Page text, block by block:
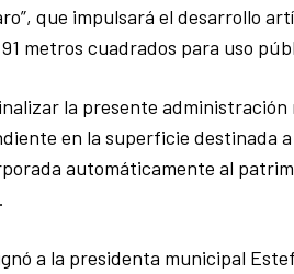
que impulsará el desarrollo
metros cuadrados para uso
la presente administración
en la superficie destinada a
automáticamente al
a la presidenta municipal